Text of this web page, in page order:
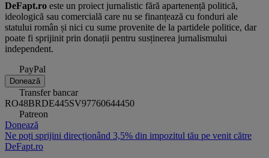
DeFapt.ro este un proiect jurnalistic fără apartenență politică,
ideologică sau comercială care nu se finanțează cu fonduri ale
statului român și nici cu sume provenite de la partidele politice, dar
poate fi sprijinit prin donații pentru susținerea jurnalismului
independent.
PayPal
Donează
Transfer bancar
RO48BRDE445SV97760644450
Patreon
Donează
Ne poți sprijini direcționând 3,5% din impozitul tău pe venit către
DeFapt.ro